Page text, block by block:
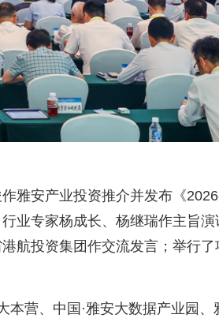
雅安产业投资推介并发布《
业专家杨成长、杨继瑞作主旨
航投资集团作交流发言；举行了
本营、中国·雅安大数据产业园